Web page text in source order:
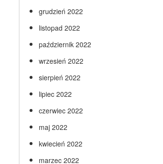
grudzień 2022
listopad 2022
październik 2022
wrzesień 2022
sierpień 2022
lipiec 2022
czerwiec 2022
maj 2022
kwiecień 2022
marzec 2022